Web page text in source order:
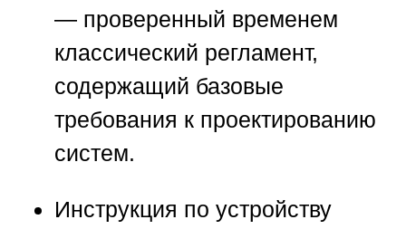
— проверенный временем
классический регламент,
содержащий базовые
требования к проектированию
систем.
Инструкция по устройству